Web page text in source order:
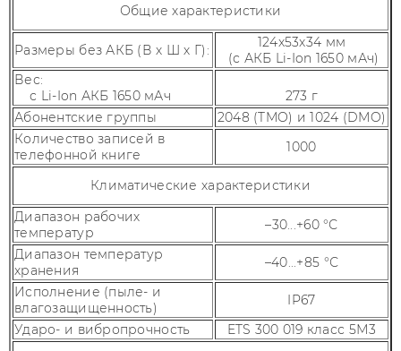
Общие характеристики
Размеры без АКБ (В х Ш х Г):
124x53x34 мм
(с АКБ Li-Ion 1650 мАч)
Вес:
с Li-Ion АКБ 1650 мАч
273 г
Абонентские группы
2048 (TMO) и 1024 (DMO)
Количество записей в
телефонной книге
1000
Климатические характеристики
Диапазон рабочих
температур
–30...+60 °С
Диапазон температур
хранения
–40...+85 °С
Исполнение (пыле- и
влагозащищенность)
IP67
Ударо- и вибропрочность
ETS 300 019 класс 5М3